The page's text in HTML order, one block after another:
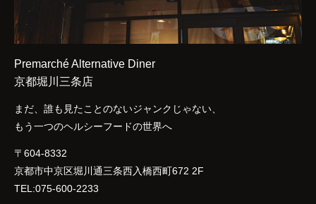
Premarché Alternative Diner
京都堀川三条店
まだ、誰も見たことのないジャンクじゃない、
もう一つのヘルシーフードの世界へ
〒604-8332
京都市中京区堀川通三条西入橋西町672 2F
TEL:075-600-2233